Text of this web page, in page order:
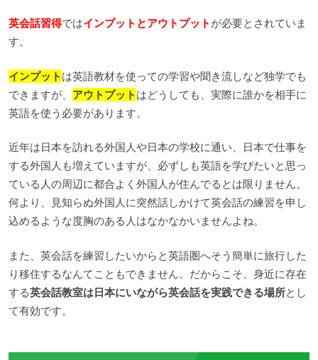
英会話習得ではインプットとアウトプット が必要とされていま
す。
インプット は英語教材を使っての学習や聞き流しなど独学でも
できますが、 アウトプット はどうしても、実際に誰かを相手に
英語を使う必要があります。
近年は日本を訪れる外国人や日本の学校に通い、日本で仕事を
する外国人も増えていますが、必ずしも英語を学びたいと思っ
ている人の周辺に都合よく外国人が住んでるとは限りません。
何より、見知らぬ外国人に突然話しかけて英会話の練習を申し
込めるような度胸のある人はなかなかいませんよね。
また、英会話を練習したいからと英語圏へそう簡単に旅行した
り移住するなんてこともできません。だからこそ、身近に存在
する英会話教室は日本にいながら英会話を実践できる場所とし
て有効です。